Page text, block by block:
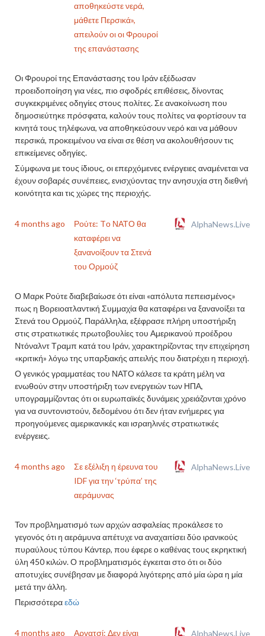
αποθηκεύστε νερά,
μάθετε Περσικά»,
απειλούν οι οι Φρουροί
της επανάστασης
Οι Φρουροί της Επανάστασης του Ιράν εξέδωσαν
προειδοποίηση για νέες, πιο σφοδρές επιθέσεις, δίνοντας
συγκεκριμένες οδηγίες στους πολίτες. Σε ανακοίνωση που
δημοσιεύτηκε πρόσφατα, καλούν τους πολίτες να φορτίσουν τα
κινητά τους τηλέφωνα, να αποθηκεύσουν νερό και να μάθουν
περσικά, προκειμένου να είναι σε θέση να ακολουθήσουν τις
επικείμενες οδηγίες.
Σύμφωνα με τους ίδιους, οι επερχόμενες ενέργειες αναμένεται να
έχουν σοβαρές συνέπειες, ενισχύοντας την ανησυχία στη διεθνή
κοινότητα και τις χώρες της περιοχής.
4 months ago
Ρούτε: Tο ΝΑΤΟ θα
καταφέρει να
ξανανοίξουν τα Στενά
του Ορμούζ
AlphaNews.Live
Ο Μαρκ Ρούτε διαβεβαίωσε ότι είναι «απόλυτα πεπεισμένος»
πως η Βορειοατλαντική Συμμαχία θα καταφέρει να ξανανοίξει τα
Στενά του Ορμούζ. Παράλληλα, εξέφρασε πλήρη υποστήριξη
στις στρατιωτικές πρωτοβουλίες του Αμερικανού προέδρου
Ντόναλντ Τραμπ κατά του Ιράν, χαρακτηρίζοντας την επιχείρηση
«κριτική» λόγω της υπαρξιακής απειλής που διατρέχει η περιοχή.
Ο γενικός γραμματέας του ΝΑΤΟ κάλεσε τα κράτη μέλη να
ενωθούν στην υποστήριξη των ενεργειών των ΗΠΑ,
υπογραμμίζοντας ότι οι ευρωπαϊκές δυνάμεις χρειάζονται χρόνο
για να συντονιστούν, δεδομένου ότι δεν ήταν ενήμερες για
προηγούμενες αμερικανικές και ισραηλινές στρατιωτικές
ενέργειες.
4 months ago
Σε εξέλιξη η έρευνα του
IDF για την ‘τρύπα’ της
αεράμυνας
AlphaNews.Live
Τον προβληματισμό των αρχών ασφαλείας προκάλεσε το
γεγονός ότι η αεράμυνα απέτυχε να αναχαιτίσει δύο ιρανικούς
πυραύλους τύπου Κάντερ, που έφερε ο καθένας τους εκρηκτική
ύλη 450 κιλών. Ο προβληματισμός έγκειται στο ότι οι δύο
αποτυχίες συνέβησαν με διαφορά λιγότερης από μία ώρα η μία
μετά την άλλη.
Περισσότεραεδώ
4 months ago Αργατσί: Δεν είναι AlphaNews.Live